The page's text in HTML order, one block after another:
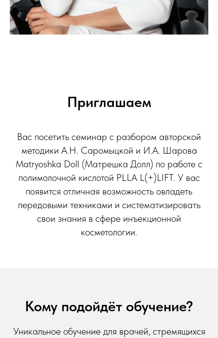
Приглашаем
Вас посетить семинар с разбором авторской
методики А.Н. Саромыцкой и И.А. Шарова
Matryoshka Doll (Матрешка Долл) по работе с
полимолочной кислотой PLLA L(+)LIFT. У вас
появится отличная возможность овладеть
передовыми техниками и систематизировать
свои знания в сфере инъекционной
косметологии.
Кому подойдёт обучение?
Уникальное обучение для врачей, стремящихся